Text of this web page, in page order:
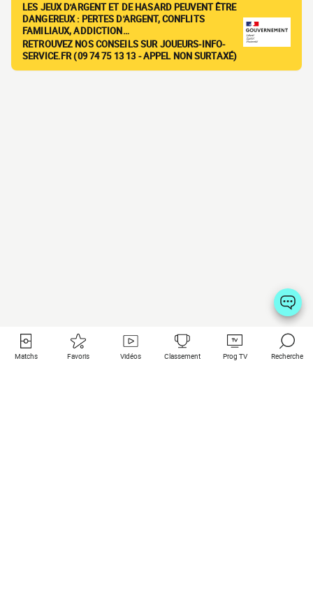
LES JEUX D'ARGENT ET DE HASARD PEUVENT ÊTRE
DANGEREUX : PERTES D'ARGENT, CONFLITS
FAMILIAUX, ADDICTION…
RETROUVEZ NOS CONSEILS SUR JOUEURS-INFO-
SERVICE.FR (09 74 75 13 13 - APPEL NON SURTAXÉ)
Matchs Favoris Vidéos Classement Prog TV Recherche